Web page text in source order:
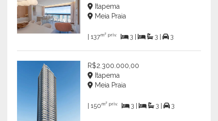
Itapema
Meia Praia
| 137m² priv. 3 | 3 | 3
R$2.300.000,00
Itapema
Meia Praia
| 150m² priv. 3 | 3 | 3